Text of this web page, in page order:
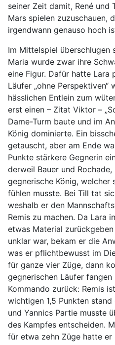
seiner Zeit damit, René und
Mars spielen zuzuschauen,
irgendwann genauso hoch
Im Mittelspiel überschlugen
Maria wurde zwar ihre
eine Figur. Dafür hatte Lara
Läufer „ohne Perspektiven“
hässlichen Entlein zum
erst einen – Zitat Viktor –
Dame-Turm baute und im
König dominierte. Ein
getauscht, aber am Ende
Punkte stärkere Gegnerin
derweil Bauer und
gegnerische König, welcher
fühlen musste. Bei Till tat
weshalb er den
Remis zu machen. Da Lara
etwas Material
unklar war, bekam er die
was er pflichtbewusst im
für ganze vier Züge, dann
gegnerischen Läufer
Kommando zurück: Remis
wichtigen 1,5 Punkten
und Yannics Partie musste
des Kampfes entscheiden.
für etwa zehn Züge hatte er